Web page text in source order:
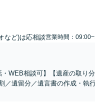
など)は応相談営業時間：
WEB相談可】【遺産の取り
／遺留分／遺言書の作成・執